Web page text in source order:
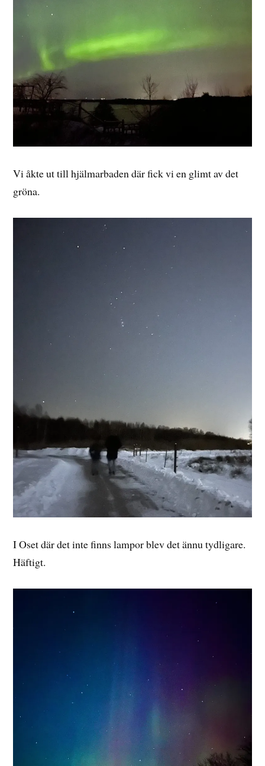
Vi åkte ut till hjälmarbaden där fick vi en glimt av det
gröna.
I Oset där det inte finns lampor blev det ännu tydligare.
Häftigt.